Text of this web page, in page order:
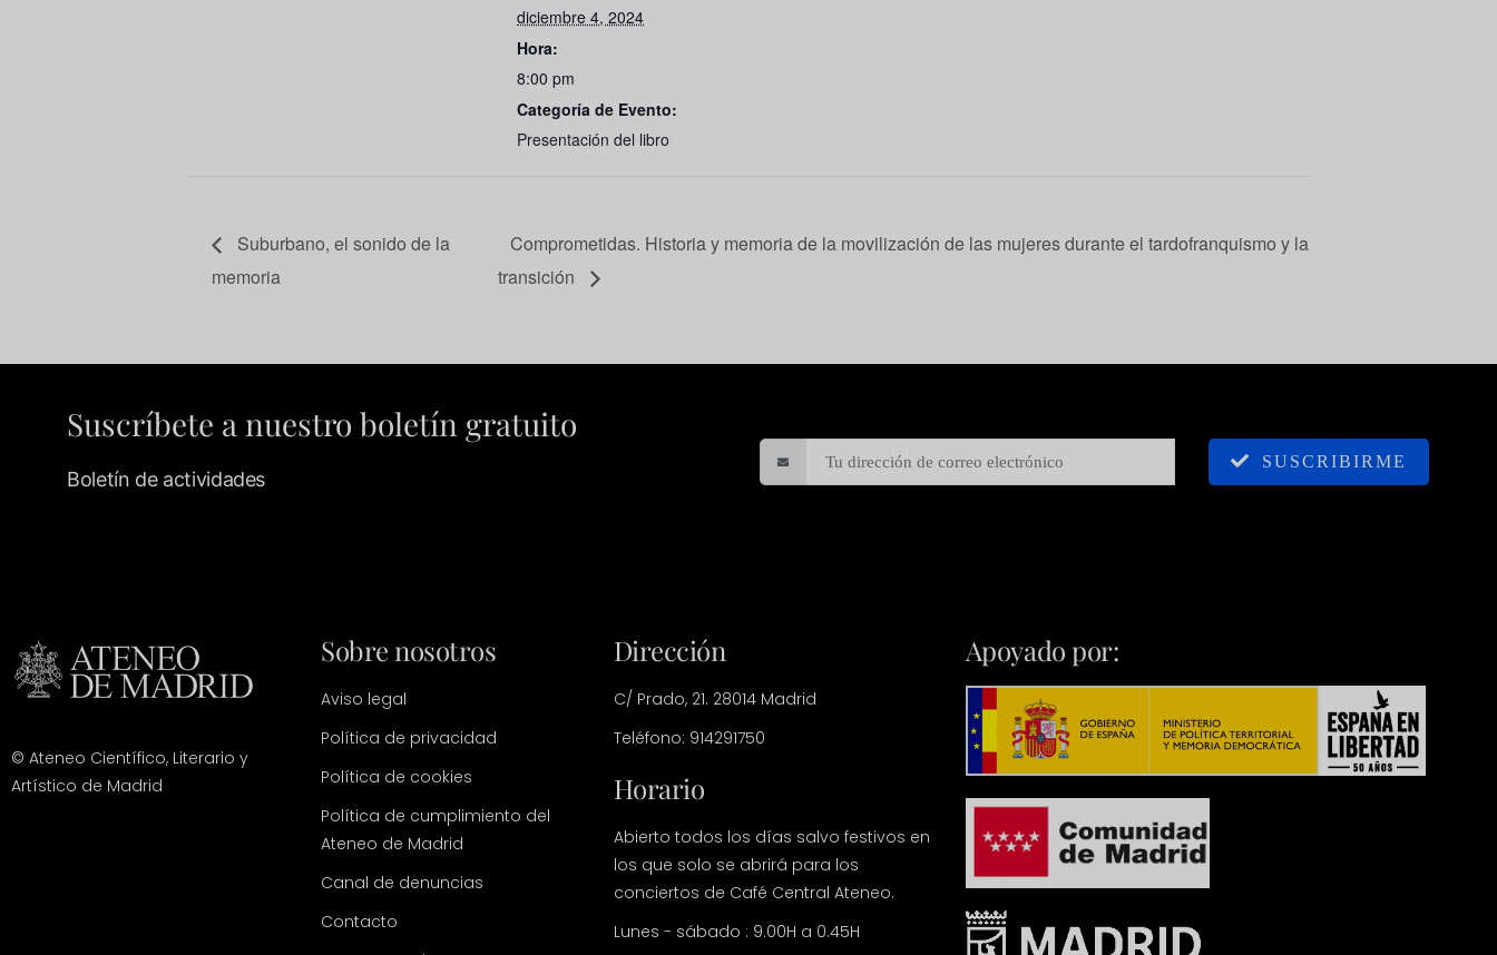
diciembre 4, 2024
Hora:
8:00 pm
Categoría de Evento:
Presentación del libro
Suburbano, el sonido de la
memoria
Comprometidas. Historia y memoria de la movilización de las mujeres durante el tardofranquismo y la
transición
Suscríbete a nuestro boletín gratuito
Boletín de actividades
SUSCRIBIRME
© Ateneo Científico, Literario y
Artístico de Madrid
Sobre nosotros
Aviso legal
Política de privacidad
Política de cookies
Política de cumplimiento del
Ateneo de Madrid
Canal de denuncias
Contacto
Dirección
C/ Prado, 21. 28014 Madrid
Teléfono: 914291750
Horario
Abierto todos los días salvo festivos en
los que solo se abrirá para los
conciertos de Café Central Ateneo.
Lunes - sábado : 9.00H a 0.45H
Apoyado por: